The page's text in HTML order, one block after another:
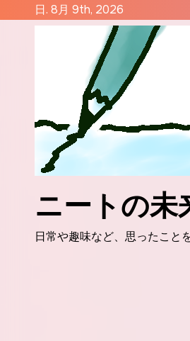
日. 8月 9th, 2026
ニートの
日常や趣味など、思ったこと